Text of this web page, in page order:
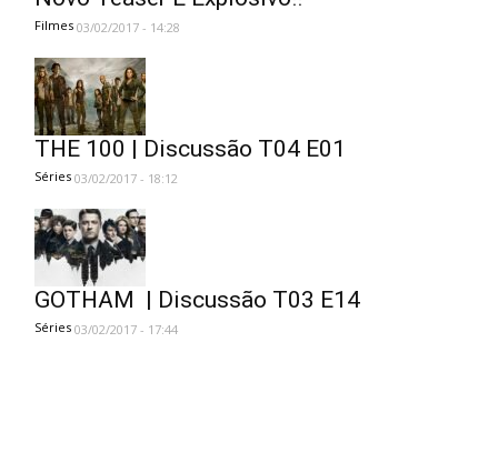
Filmes 03/02/2017 - 14:28
THE 100 | Discussão T04 E01
Séries 03/02/2017 - 18:12
GOTHAM | Discussão T03 E14
Séries 03/02/2017 - 17:44